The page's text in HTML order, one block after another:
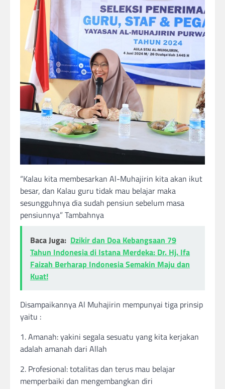
“Kalau kita membesarkan Al-Muhajirin kita akan ikut
besar, dan Kalau guru tidak mau belajar maka
sesungguhnya dia sudah pensiun sebelum masa
pensiunnya” Tambahnya
Baca Juga: Dzikir dan Doa Kebangsaan 79
Tahun Indonesia di Istana Merdeka: Dr. Hj. Ifa
Faizah Berharap Indonesia Semakin Maju dan
Kuat!
Disampaikannya Al Muhajirin mempunyai tiga prinsip
yaitu :
1. Amanah: yakini segala sesuatu yang kita kerjakan
adalah amanah dari Allah
2. Profesional: totalitas dan terus mau belajar
memperbaiki dan mengembangkan diri